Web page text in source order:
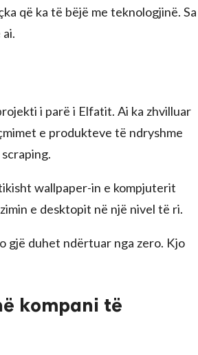
që ka të bëjë me teknologjinë. Sa
i parë i Elfatit. Ai ka zhvilluar
e produkteve të ndryshme
wallpaper-in e kompjuterit
e desktopit në një nivel të ri.
gjë duhet ndërtuar nga zero. Kjo
kompani të